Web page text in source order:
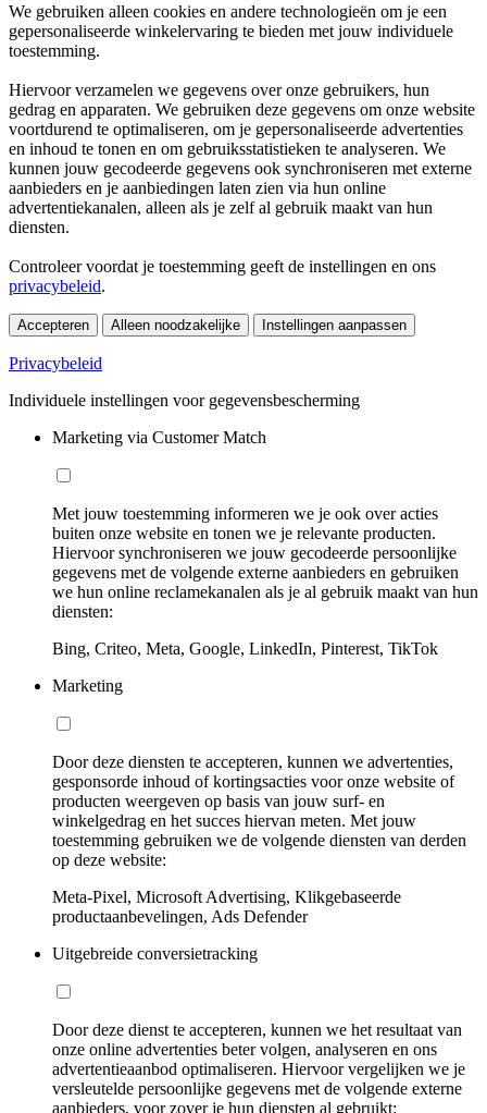
We gebruiken alleen cookies en andere technologieën om je een
gepersonaliseerde winkelervaring te bieden met jouw individuele
toestemming.
Hiervoor verzamelen we gegevens over onze gebruikers, hun
gedrag en apparaten. We gebruiken deze gegevens om onze website
voortdurend te optimaliseren, om je gepersonaliseerde advertenties
en inhoud te tonen en om gebruiksstatistieken te analyseren. We
kunnen jouw gecodeerde gegevens ook synchroniseren met externe
aanbieders en je aanbiedingen laten zien via hun online
advertentiekanalen, alleen als je zelf al gebruik maakt van hun
diensten.
Controleer voordat je toestemming geeft de instellingen en ons
privacybeleid.
Accepteren Alleen noodzakelijke Instellingen aanpassen
Privacybeleid
Individuele instellingen voor gegevensbescherming
Marketing via Customer Match
Met jouw toestemming informeren we je ook over acties
buiten onze website en tonen we je relevante producten.
Hiervoor synchroniseren we jouw gecodeerde persoonlijke
gegevens met de volgende externe aanbieders en gebruiken
we hun online reclamekanalen als je al gebruik maakt van hun
diensten:
Bing, Criteo, Meta, Google, LinkedIn, Pinterest, TikTok
Marketing
Door deze diensten te accepteren, kunnen we advertenties,
gesponsorde inhoud of kortingsacties voor onze website of
producten weergeven op basis van jouw surf- en
winkelgedrag en het succes hiervan meten. Met jouw
toestemming gebruiken we de volgende diensten van derden
op deze website:
Meta-Pixel, Microsoft Advertising, Klikgebaseerde
productaanbevelingen, Ads Defender
Uitgebreide conversietracking
Door deze dienst te accepteren, kunnen we het resultaat van
onze online advertenties beter volgen, analyseren en ons
advertentieaanbod optimaliseren. Hiervoor vergelijken we je
versleutelde persoonlijke gegevens met de volgende externe
aanbieders, voor zover je hun diensten al gebruikt: